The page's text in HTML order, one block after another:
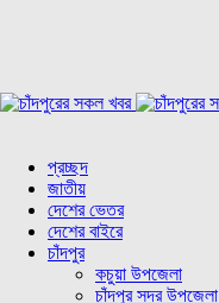
প্রচ্ছদ
জাতীয়
দেশের ভেতর
দেশের বাইরে
চাঁদপুর
কচুয়া উপজেলা
চাঁদপুর সদর উপজেলা